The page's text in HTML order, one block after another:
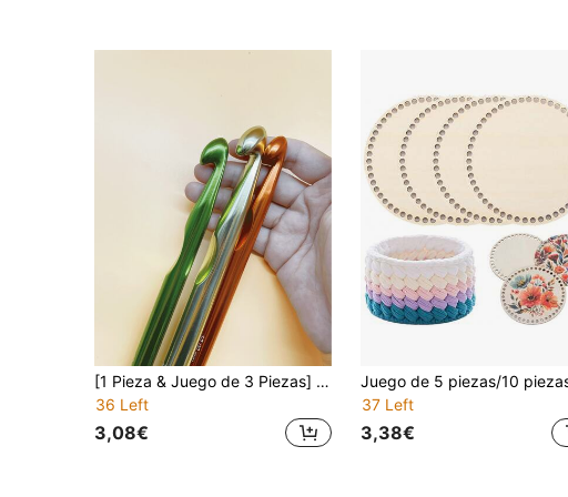
[1 Pieza & Juego de 3 Piezas] Ganchillos de Crochet de Aluminio Grandes de 10mm/12mm/15mm, Agujas de Crochet de Metal Gruesas y Suaves con Marcas de Tamaño Claras, Mango Ergonómico, Adecuado para Hilo Grueso, Crochet de Mantas y Varios Proyectos de Crochet DIY
36 Left
3,08€
37 Left
3,38€